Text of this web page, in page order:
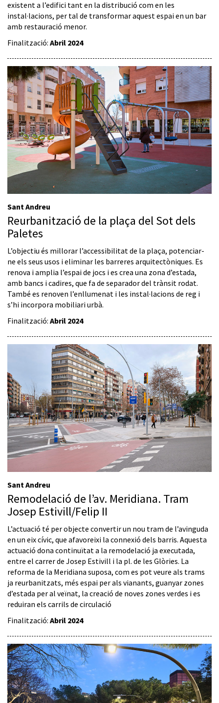
existent a l’edifici tant en la distribució com en les
instal·lacions, per tal de transformar aquest espai en un bar
amb restauració menor.
Finalització: Abril 2024
Sant Andreu
Reurbanització de la plaça del Sot dels
Paletes
L’objectiu és millorar l’accessibilitat de la plaça, potenciar-
ne els seus usos i eliminar les barreres arquitectòniques. Es
renova i amplia l’espai de jocs i es crea una zona d’estada,
amb bancs i cadires, que fa de separador del trànsit rodat.
També es renoven l’enllumenat i les instal·lacions de reg i
s’hi incorpora mobiliari urbà.
Finalització: Abril 2024
Sant Andreu
Remodelació de l’av. Meridiana. Tram
Josep Estivill/Felip II
L’actuació té per objecte convertir un nou tram de l’avinguda
en un eix cívic, que afavoreixi la connexió dels barris. Aquesta
actuació dona continuïtat a la remodelació ja executada,
entre el carrer de Josep Estivill i la pl. de les Glòries. La
reforma de la Meridiana suposa, com es pot veure als trams
ja reurbanitzats, més espai per als vianants, guanyar zones
d’estada per al veïnat, la creació de noves zones verdes i es
reduiran els carrils de circulació
Finalització: Abril 2024